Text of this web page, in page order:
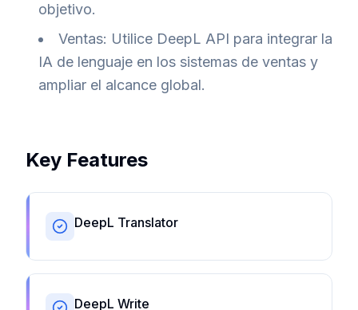
objetivo.
Ventas: Utilice DeepL API para integrar la
IA de lenguaje en los sistemas de ventas y
ampliar el alcance global.
Key Features
DeepL Translator
DeepL Write